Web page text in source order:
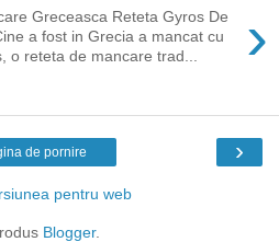
›
Greceasca Reteta Gyros De
a fost in Grecia a mancat cu
o reteta de mancare trad...
›
de pornire
pentru web
Blogger.